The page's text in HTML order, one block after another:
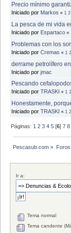
Precio mínimo
Iniciado por Markos « 1 2
La pesca de mi vida
Iniciado por Espartaco «
Problemas con los
Iniciado por Cremas « 1 2
derrame petrolífero
Iniciado por jmac
Pescando
Iniciado por TRASKI « 1 2
Honestamente,
Iniciado por TRASKI « 1 2
Páginas: 1 2 3 4 5 [6]7 8
Pescasub.com »
Ir a:
Tema normal
Tema candente